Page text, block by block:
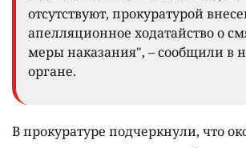
отсутствуют, прокуратурой
апелляционное ходатайство о
меры наказания", – сообщили в
органе.
В прокуратуре подчеркнули, что